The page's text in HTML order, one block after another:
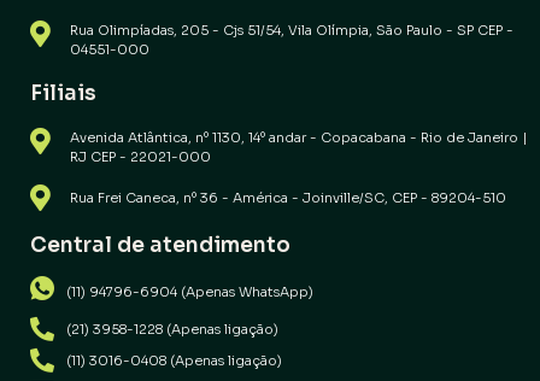
Rua Olimpíadas, 205 - Cjs 51/54, Vila Olímpia, São Paulo - SP CEP -
04551-000
Filiais
Avenida Atlântica, nº 1130, 14º andar - Copacabana - Rio de Janeiro |
RJ CEP - 22021-000
Rua Frei Caneca, nº 36 - América - Joinville/SC, CEP - 89204-510
Central de atendimento
(11) 94796-6904 (Apenas WhatsApp)
(21) 3958-1228 (Apenas ligação)
(11) 3016-0408 (Apenas ligação)